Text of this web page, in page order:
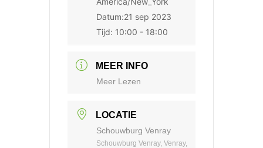
Datum:21 sep 2023
Tijd: 10:00 - 18:00
MEER INFO
Meer Lezen
LOCATIE
Schouwburg Venray
Schouwburg Venray, Venray,